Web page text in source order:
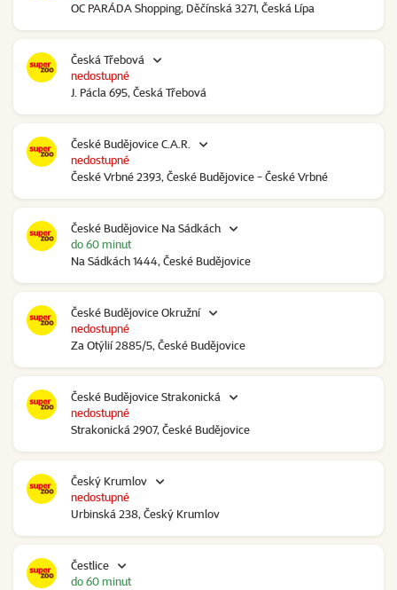
OC PARÁDA Shopping, Děčínská 3271, Česká Lípa
Česká Třebová
J. Pácla 695, Česká Třebová
nedostupné
České Budějovice C.A.R.
České Vrbné 2393, České Budějovice - České Vrbné
nedostupné
České Budějovice Na Sádkách
Na Sádkách 1444, České Budějovice
do 60 minut
České Budějovice Okružní
Za Otýlií 2885/5, České Budějovice
nedostupné
České Budějovice Strakonická
Strakonická 2907, České Budějovice
nedostupné
Český Krumlov
Urbinská 238, Český Krumlov
nedostupné
Čestlice
do 60 minut